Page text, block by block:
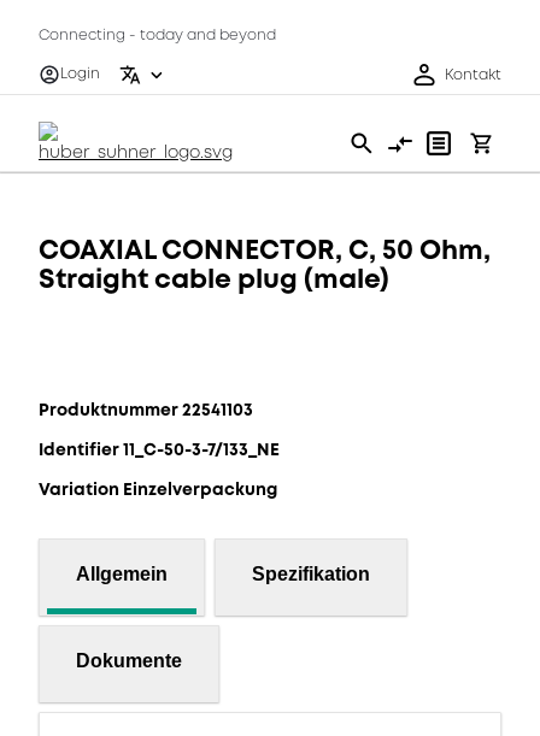
Connecting - today and beyond
Login
Kontakt
COAXIAL CONNECTOR, C, 50 Ohm,
Straight cable plug (male)
Produktnummer 22541103
Identifier 11_C-50-3-7/133_NE
Variation Einzelverpackung
Allgemein Spezifikation
Dokumente